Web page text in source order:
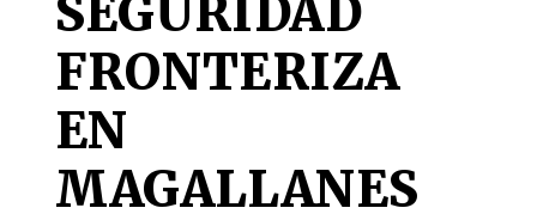
SEGURIDAD
FRONTERIZA
EN
MAGALLANES